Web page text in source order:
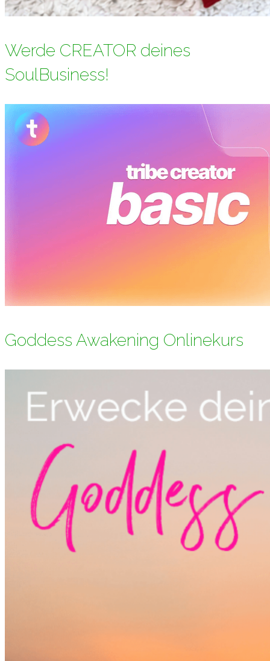
Werde CREATOR deines
SoulBusiness!
Goddess Awakening Onlinekurs